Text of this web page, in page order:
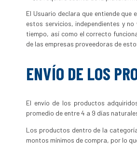
El Usuario declara que entiende
estos servicios, independientes y
tiempo, así como el correcto
de las empresas proveedoras de
ENVÍO DE LOS
El envío de los productos
promedio de entre 4 a 9 días
Los productos dentro de la
montos mínimos de compra, por lo